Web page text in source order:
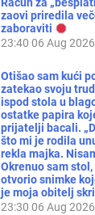
Račun za
zaovi priredila
zaboraviti
23:40 06 Aug 2026
Otišao sam kući
zatekao svoju
ispod stola u
ostatke papira
prijatelji bacali.
što mi je rodila
rekla majka.
Okrenuo sam
otvorio snimke
je moja obitelj
23:30 06 Aug 2026